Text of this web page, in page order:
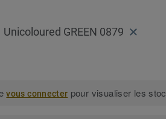
Unicoloured GREEN 0879
vous connecter pour visualiser les